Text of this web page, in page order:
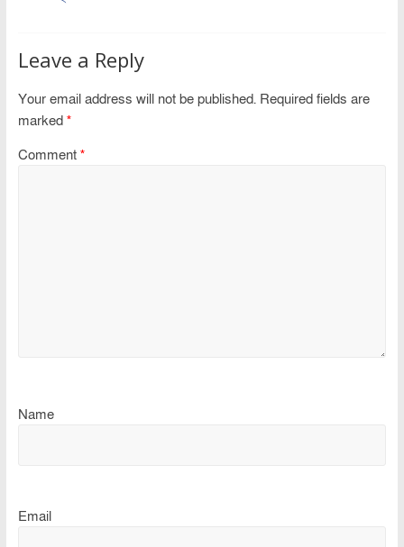
Leave a Reply
Your email address will not be published. Required fields are
marked *
Comment *
Name
Email